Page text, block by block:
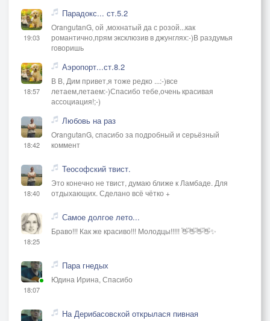
19:03
Парадокс... ст.5.2
OrangutanG, ой ,мохнатый да с розой...как
романтично,прям эксклюзив в джунглях:-)В раздумья
говоришь
18:57
Аэропорт...ст.8.2
В В, Дим привет,я тоже редко ...:-)все
летаем,летаем:-)Спасибо тебе,очень красивая
ассоциация!;-)
18:42
Любовь на раз
OrangutanG, спасибо за подробный и серьёзный
коммент
18:40
Теософский твист.
Это конечно не твист, думаю ближе к Ламбаде. Для
отдыхающих. Сделано всё чётко +
18:25
Самое долгое лето...
Браво!!! Как же красиво!!! Молодцы!!!!! 👋👋👋👋✨
18:07
Пара гнедых
Юдина Ирина, Спасибо
На Дерибасовской открылася пивная